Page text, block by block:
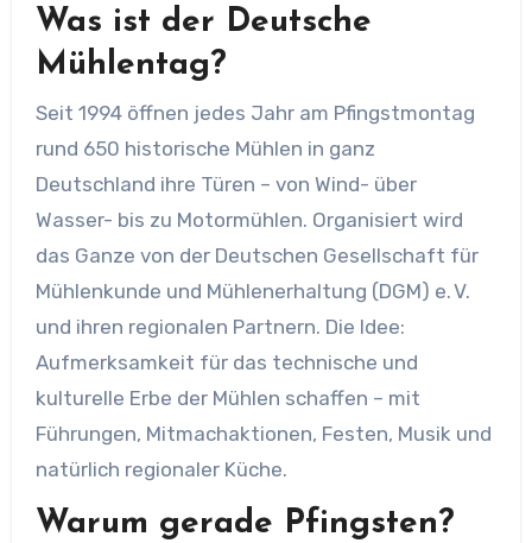
Was ist der Deutsche
Mühlentag?
Seit 1994 öffnen jedes Jahr am Pfingstmontag
rund 650 historische Mühlen in ganz
Deutschland ihre Türen – von Wind- über
Wasser- bis zu Motormühlen. Organisiert wird
das Ganze von der Deutschen Gesellschaft für
Mühlenkunde und Mühlenerhaltung (DGM) e. V.
und ihren regionalen Partnern. Die Idee:
Aufmerksamkeit für das technische und
kulturelle Erbe der Mühlen schaffen – mit
Führungen, Mitmachaktionen, Festen, Musik und
natürlich regionaler Küche.
Warum gerade Pfingsten?